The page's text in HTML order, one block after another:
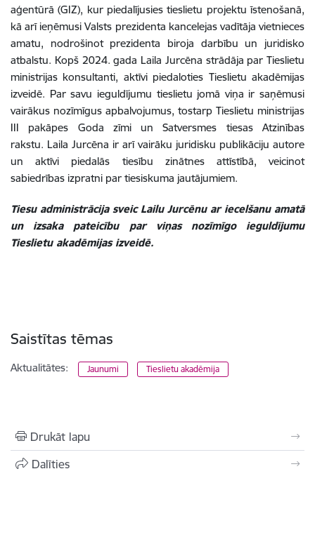
aģentūrā (GIZ), kur piedalījusies tieslietu projektu īstenošanā,
kā arī ieņēmusi Valsts prezidenta kancelejas vadītāja vietnieces
amatu, nodrošinot prezidenta biroja darbību un juridisko
atbalstu. Kopš 2024. gada Laila Jurcēna strādāja par Tieslietu
ministrijas konsultanti, aktīvi piedaloties Tieslietu akadēmijas
izveidē. Par savu ieguldījumu tieslietu jomā viņa ir saņēmusi
vairākus nozīmīgus apbalvojumus, tostarp Tieslietu ministrijas
III pakāpes Goda zīmi un Satversmes tiesas Atzinības
rakstu. Laila Jurcēna ir arī vairāku juridisku publikāciju autore
un aktīvi piedalās tiesību zinātnes attīstībā, veicinot
sabiedrības izpratni par tiesiskuma jautājumiem.
Tiesu administrācija sveic Lailu Jurcēnu ar iecelšanu amatā
un izsaka pateicību par viņas nozīmīgo ieguldījumu
Tieslietu akadēmijas izveidē.
Saistītas tēmas
Aktualitātes: Jaunumi Tieslietu akadēmija
Drukāt lapu
Dalīties